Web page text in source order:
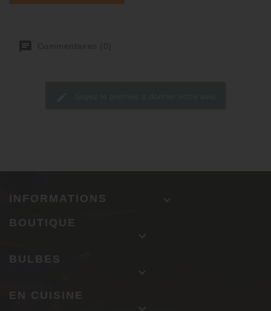
INFORMATIONS 
BOUTIQUE

BULBES

EN CUISINE